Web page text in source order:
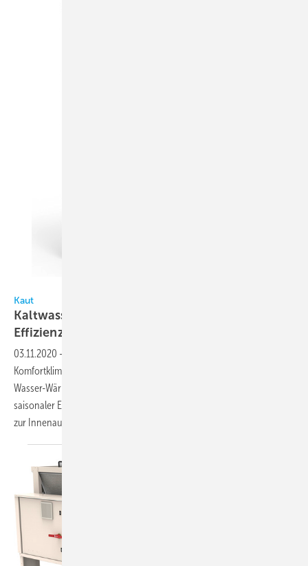
Kaut
Kaltwassersätze mit hoher saisonaler
Effizienz
03.11.2020 -
Komfortklimatisierung wassergekühlte Kaltwassersätze und Wasser /
Wasser-Wärmepumpen der WRE-Serie von Galletti mit hoher
saisonaler Effizienz und kompakten Abmessungen vor. Die Einheiten
zur Innenaufstellung eröffnen einen komfortablen Zugang